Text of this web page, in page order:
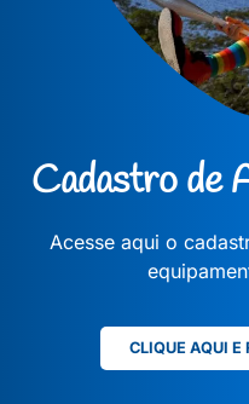
Cadastro de
Acesse aqui o
CLIQUE AQUI E